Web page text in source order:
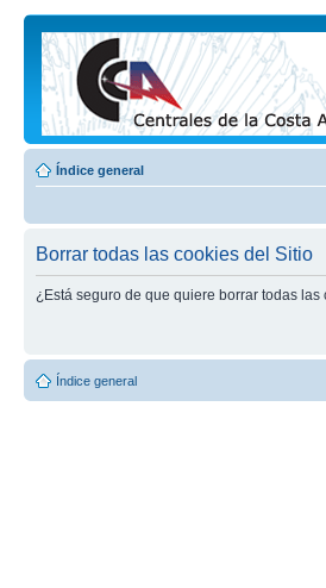
Índice general
Borrar todas las cookies del Sitio
¿Está seguro de que quiere borrar todas las
Índice general